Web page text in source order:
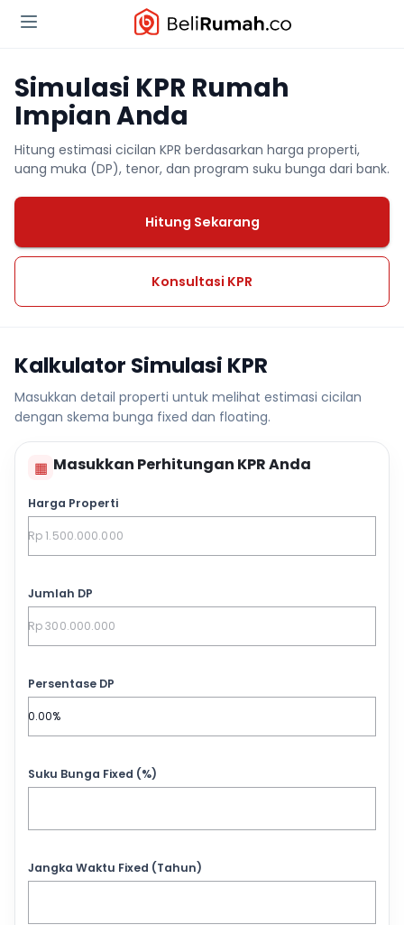
Simulasi KPR Rumah
Impian Anda
Hitung estimasi cicilan KPR berdasarkan harga properti,
uang muka (DP), tenor, dan program suku bunga dari bank.
Hitung Sekarang
Konsultasi KPR
Kalkulator Simulasi KPR
Masukkan detail properti untuk melihat estimasi cicilan
dengan skema bunga fixed dan floating.
▦ Masukkan Perhitungan KPR Anda
Harga Properti
Jumlah DP
Persentase DP
Suku Bunga Fixed (%)
Jangka Waktu Fixed (Tahun)